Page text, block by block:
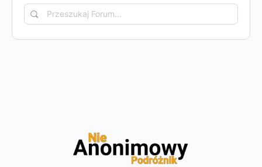
Przeszukaj
Forum…